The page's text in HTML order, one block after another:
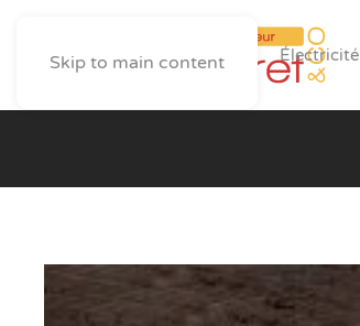
Skip to main content Électricité